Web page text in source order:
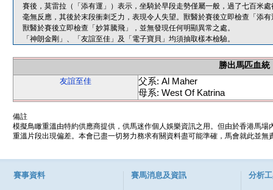
賽後，莫雷拉（「添有運」）表示，坐騎於早段走勢僅屬一般，過了七百米
毫無反應，其後於末段衝刺乏力，表現令人失望。獸醫於賽後立即檢查「添
獸醫於賽後立即檢查「妙算騰飛」，並無發現任何明顯異常之處。
「神朗金剛」、「友誼至佳」及「電子寶貝」均須抽取樣本檢驗。
勝出馬匹血統
友誼至佳
父系: Al Maher
母系: West Of Katrina
備註
模擬鳥瞰重溫由特約供應商提供，供馬迷作個人娛樂資訊之用。但由於香港馬
重溫片段出現偏差。本會已盡一切努力務求有關資料盡可能準確，馬會就此並
賽事資料 賽馬消息及資訊 分析